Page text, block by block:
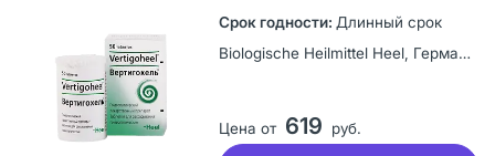
Длинный срок
Biologische Heilmittel Heel, Германия
Цена от 619 руб.